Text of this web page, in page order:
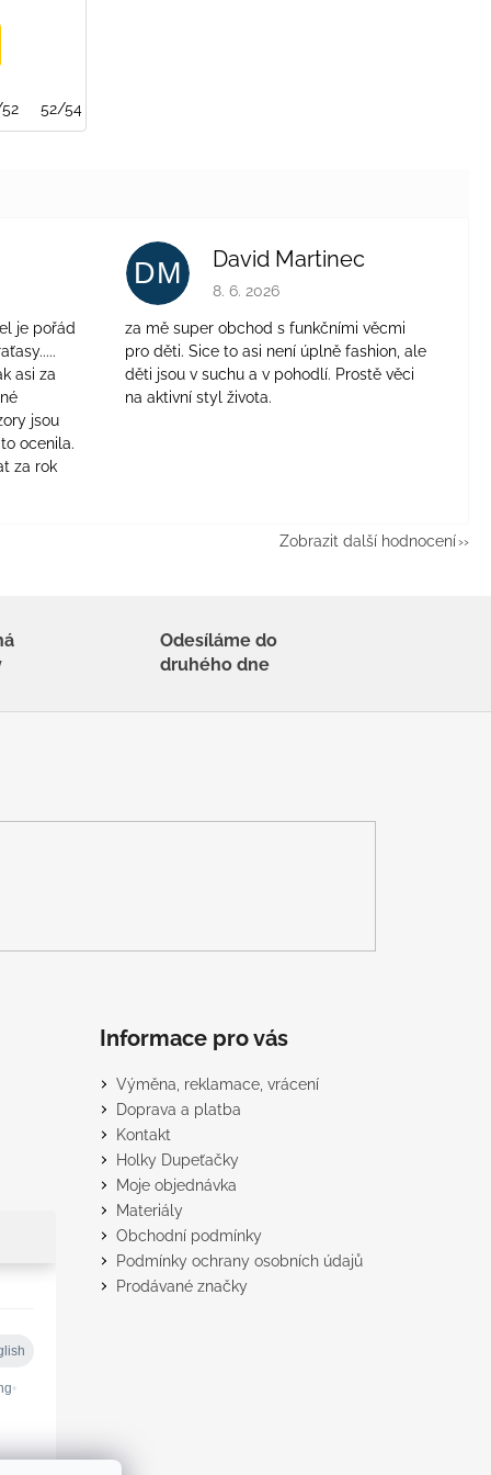
52/54
je 4 z 5 hvězdiček.
je pořád
asi za
jsou
ocenila.
za rok
DM David Martinec
Hodnocení obchodu je 5 z 5 hvězdiček.
8. 6. 2026
za mě super obchod s funkčními věcmi
pro děti. Sice to asi není úplně fashion, ale
děti jsou v suchu a v pohodlí. Prostě věci
na aktivní styl života.
Zobrazit další hodnocení
Odesíláme do
druhého dne
Informace pro vás
Výměna, reklamace, vrácení
Doprava a platba
Kontakt
Holky Dupeťačky
Moje objednávka
Materiály
Obchodní podmínky
Podmínky ochrany osobních údajů
Prodávané značky